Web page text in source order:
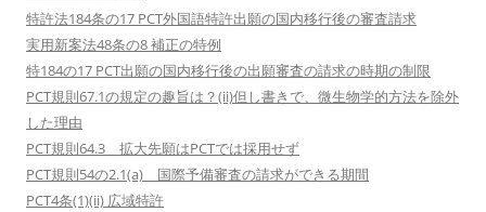
特許法184条の17 PCT外国語特許出願の国内移行後の審査請求
実用新案法48条の8 補正の特例
特184の17 PCT出願の国内移行後の出願審査の請求の時期の制限
PCT規則67.1の規定の趣旨は？(ii)但し書きで、微生物学的方法を除外
した理由
PCT規則64.3 拡大先願はPCTでは採用せず
PCT規則54の2.1(a) 国際予備審査の請求ができる期間
PCT4条(1)(ii) 広域特許